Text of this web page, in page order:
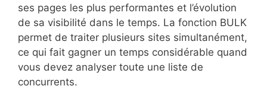
ses pages les plus performantes et l’évolution
de sa visibilité dans le temps. La fonction BULK
permet de traiter plusieurs sites simultanément,
ce qui fait gagner un temps considérable quand
vous devez analyser toute une liste de
concurrents.